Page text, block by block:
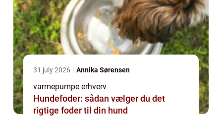
31 july 2026 Annika Sørensen
varmepumpe erhverv
Hundefoder: sådan vælger du det
rigtige foder til din hund